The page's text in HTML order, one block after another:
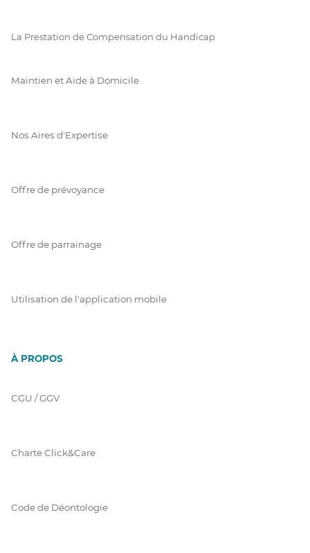
La Prestation de Compensation du Handicap
Maintien et Aide à Domicile
Nos Aires d'Expertise
Offre de prévoyance
Offre de parrainage
Utilisation de l'application mobile
À PROPOS
CGU / GGV
Charte Click&Care
Code de Déontologie